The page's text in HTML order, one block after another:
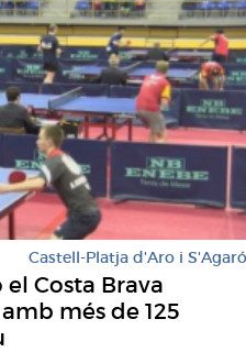
Castell-Platja d'Aro i S'Agaró
Costa Brava
més de 125